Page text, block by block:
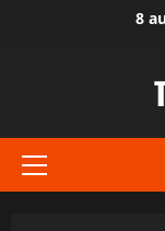
8
Primary